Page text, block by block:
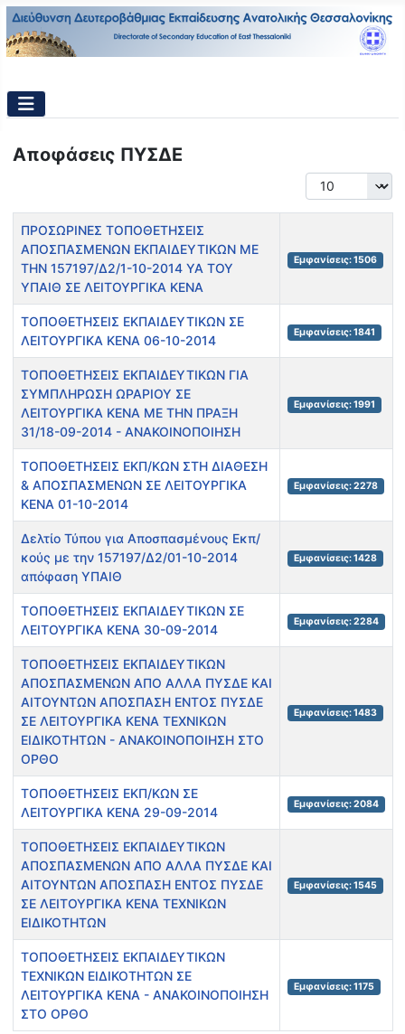
Αποφάσεις ΠΥΣΔΕ
Εμφάνιση #
Τίτλος Εμφανίσεις
ΠΡΟΣΩΡΙΝΕΣ ΤΟΠΟΘΕΤΗΣΕΙΣ
ΑΠΟΣΠΑΣΜΕΝΩΝ ΕΚΠΑΙΔΕΥΤΙΚΩΝ ΜΕ
ΤΗΝ 157197/Δ2/1-10-2014 ΥΑ ΤΟΥ
ΥΠΑΙΘ ΣΕ ΛΕΙΤΟΥΡΓΙΚΑ ΚΕΝΑ
Εμφανίσεις: 1506
ΤΟΠΟΘΕΤΗΣΕΙΣ ΕΚΠΑΙΔΕΥΤΙΚΩΝ ΣΕ
ΛΕΙΤΟΥΡΓΙΚΑ ΚΕΝΑ 06-10-2014
Εμφανίσεις: 1841
ΤΟΠΟΘΕΤΗΣΕΙΣ ΕΚΠΑΙΔΕΥΤΙΚΩΝ ΓΙΑ
ΣΥΜΠΛΗΡΩΣΗ ΩΡΑΡΙΟΥ ΣΕ
ΛΕΙΤΟΥΡΓΙΚΑ ΚΕΝΑ ΜΕ ΤΗΝ ΠΡΑΞΗ
31/18-09-2014 - ΑΝΑΚΟΙΝΟΠΟΙΗΣΗ
Εμφανίσεις: 1991
ΤΟΠΟΘΕΤΗΣΕΙΣ ΕΚΠ/ΚΩΝ ΣΤΗ ΔΙΑΘΕΣΗ
& ΑΠΟΣΠΑΣΜΕΝΩΝ ΣΕ ΛΕΙΤΟΥΡΓΙΚΑ
ΚΕΝΑ 01-10-2014
Εμφανίσεις: 2278
Δελτίο Τύπου για Αποσπασμένους Εκπ/
κούς με την 157197/Δ2/01-10-2014
απόφαση ΥΠΑΙΘ
Εμφανίσεις: 1428
ΤΟΠΟΘΕΤΗΣΕΙΣ ΕΚΠΑΙΔΕΥΤΙΚΩΝ ΣΕ
ΛΕΙΤΟΥΡΓΙΚΑ ΚΕΝΑ 30-09-2014
Εμφανίσεις: 2284
ΤΟΠΟΘΕΤΗΣΕΙΣ ΕΚΠΑΙΔΕΥΤΙΚΩΝ
ΑΠΟΣΠΑΣΜΕΝΩΝ ΑΠΟ ΑΛΛΑ ΠΥΣΔΕ ΚΑΙ
ΑΙΤΟΥΝΤΩΝ ΑΠΟΣΠΑΣΗ ΕΝΤΟΣ ΠΥΣΔΕ
ΣΕ ΛΕΙΤΟΥΡΓΙΚΑ ΚΕΝΑ ΤΕΧΝΙΚΩΝ
ΕΙΔΙΚΟΤΗΤΩΝ - ΑΝΑΚΟΙΝΟΠΟΙΗΣΗ ΣΤΟ
ΟΡΘΟ
Εμφανίσεις: 1483
ΤΟΠΟΘΕΤΗΣΕΙΣ ΕΚΠ/ΚΩΝ ΣΕ
ΛΕΙΤΟΥΡΓΙΚΑ ΚΕΝΑ 29-09-2014
Εμφανίσεις: 2084
ΤΟΠΟΘΕΤΗΣΕΙΣ ΕΚΠΑΙΔΕΥΤΙΚΩΝ
ΑΠΟΣΠΑΣΜΕΝΩΝ ΑΠΟ ΑΛΛΑ ΠΥΣΔΕ ΚΑΙ
ΑΙΤΟΥΝΤΩΝ ΑΠΟΣΠΑΣΗ ΕΝΤΟΣ ΠΥΣΔΕ
ΣΕ ΛΕΙΤΟΥΡΓΙΚΑ ΚΕΝΑ ΤΕΧΝΙΚΩΝ
ΕΙΔΙΚΟΤΗΤΩΝ
Εμφανίσεις: 1545
ΤΟΠΟΘΕΤΗΣΕΙΣ ΕΚΠΑΙΔΕΥΤΙΚΩΝ
ΤΕΧΝΙΚΩΝ ΕΙΔΙΚΟΤΗΤΩΝ ΣΕ
ΛΕΙΤΟΥΡΓΙΚΑ ΚΕΝΑ - ΑΝΑΚΟΙΝΟΠΟΙΗΣΗ
ΣΤΟ ΟΡΘΟ
Εμφανίσεις: 1175